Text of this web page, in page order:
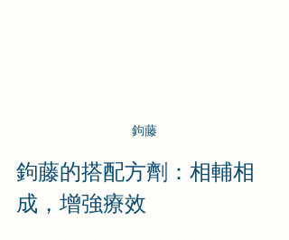
鉤藤
鉤藤的搭配方劑：相輔相
成，增強療效